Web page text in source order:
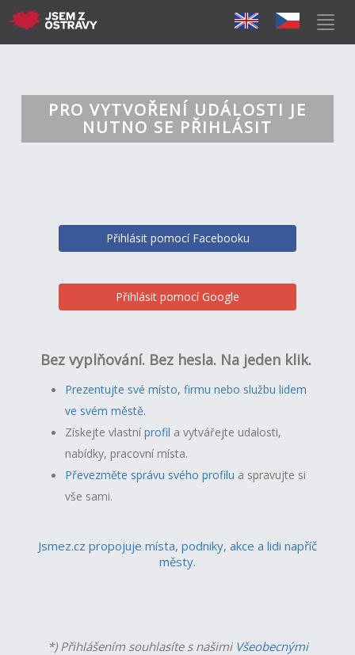
PRO VYTVOŘENÍ UDÁLOSTI JE
NUTNO SE PŘIHLÁSIT
Přihlásit pomocí Facebooku
Přihlásit pomocí Google
Bez vyplňování. Bez hesla. Na jeden klik.
Prezentujte své místo, firmu nebo službu lidem
ve svém městě.
Získejte vlastníprofil a vytvářejte udalosti,
nabídky, pracovní místa.
Převezměte správu svého profilu a spravujte si
vše sami.
Jsmez.cz propojuje místa, podniky, akce a lidi napříč
městy.
*) Přihlášením souhlasíte s našimi Všeobecnými